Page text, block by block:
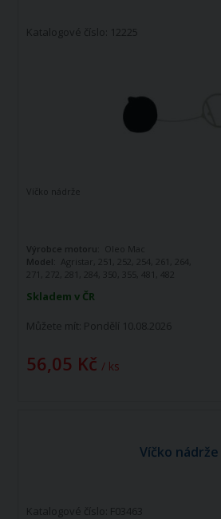
Katalogové číslo: 12225
Skladem v ČR
Můžete mít: Pondělí 10.08.2026
56,05 Kč / ks
Víčko nádrže
Výrobce motoru:
Oleo Mac
Model: Agristar, 251, 252, 254, 261, 264,
271, 272, 281, 284, 350, 355, 481, 482
Víčko nádrže
Katalogové číslo: F03463